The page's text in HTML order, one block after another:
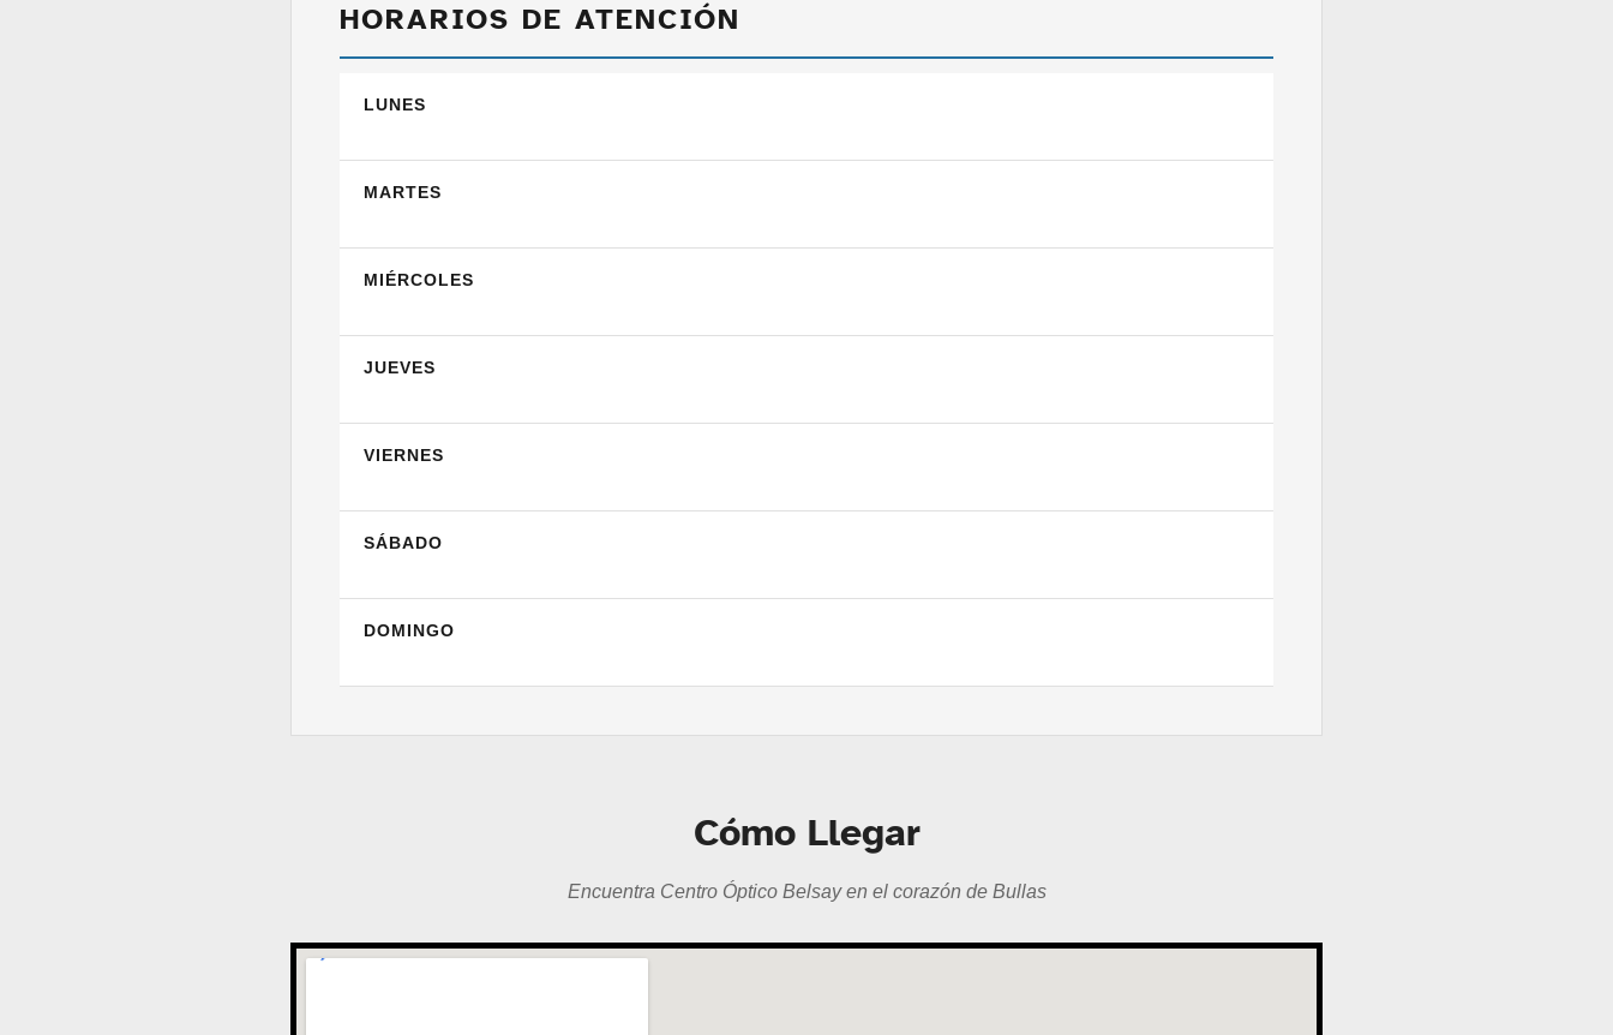
HORARIOS DE ATENCIÓN
LUNES
MARTES
MIÉRCOLES
JUEVES
VIERNES
SÁBADO
DOMINGO
Cómo Llegar
Encuentra Centro Óptico Belsay en el corazón de Bullas